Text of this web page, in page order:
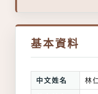
基本資料
中文姓名 林